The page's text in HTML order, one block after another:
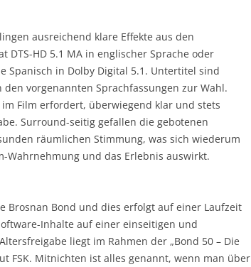
ausreichend klare Effekte aus den
DTS-HD 5.1 MA in englischer Sprache oder
Spanisch in Dolby Digital 5.1. Untertitel sind
vorgenannten Sprachfassungen zur Wahl.
Film erfordert, überwiegend klar und stets
Surround-seitig gefallen die gebotenen
räumlichen Stimmung, was sich wiederum
Wahrnehmung und das Erlebnis auswirkt.
Brosnan Bond und dies erfolgt auf einer Laufzeit
Inhalte auf einer einseitigen und
liegt im Rahmen der „Bond 50 – Die
FSK. Mitnichten ist alles genannt, wenn man über